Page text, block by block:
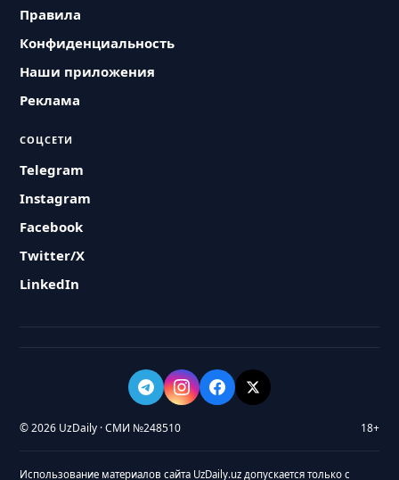
Правила
Конфиденциальность
Наши приложения
Реклама
СОЦСЕТИ
Telegram
Instagram
Facebook
Twitter/X
LinkedIn
© 2026 UzDaily · СМИ №248510 18+
Использование материалов сайта UzDaily.uz допускается только с